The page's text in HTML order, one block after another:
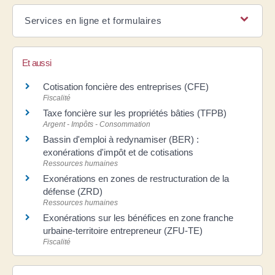
Services en ligne et formulaires
Et aussi
Cotisation foncière des entreprises (CFE)
Fiscalité
Taxe foncière sur les propriétés bâties (TFPB)
Argent - Impôts - Consommation
Bassin d'emploi à redynamiser (BER) :
exonérations d'impôt et de cotisations
Ressources humaines
Exonérations en zones de restructuration de la
défense (ZRD)
Ressources humaines
Exonérations sur les bénéfices en zone franche
urbaine-territoire entrepreneur (ZFU-TE)
Fiscalité